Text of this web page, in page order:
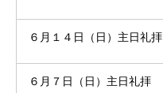
６月１４日（日）主日礼拝
６月７日（日）主日礼拝